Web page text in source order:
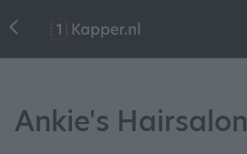
Ankie's Hairsalon